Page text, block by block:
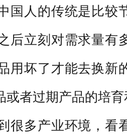
国人的传统是比较
后立刻对需求量有
用坏了才能去换新
或者过期产品的培
多产业环境，看